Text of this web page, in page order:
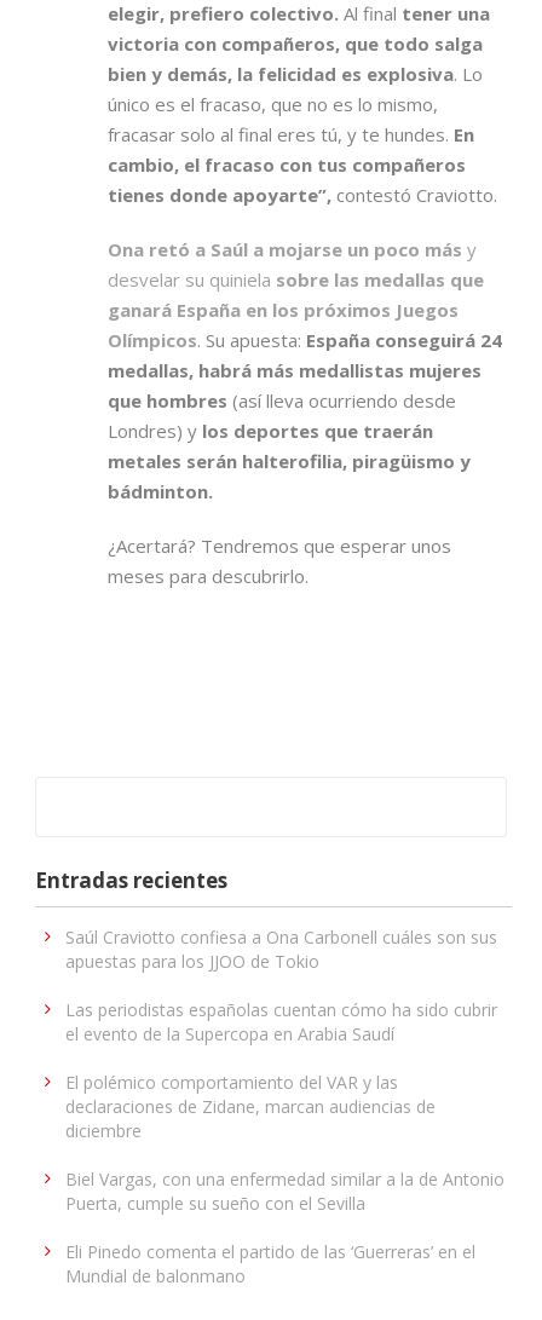
elegir, prefiero colectivo. Al final tener una
victoria con compañeros, que todo salga
bien y demás, la felicidad es explosiva. Lo
único es el fracaso, que no es lo mismo,
fracasar solo al final eres tú, y te hundes. En
cambio, el fracaso con tus compañeros
tienes donde apoyarte”, contestó Craviotto.
Ona retó a Saúl a mojarse un poco más y
desvelar su quiniela sobre las medallas que
ganará España en los próximos Juegos
Olímpicos. Su apuesta: España conseguirá 24
medallas, habrá más medallistas mujeres
que hombres (así lleva ocurriendo desde
Londres) y los deportes que traerán
metales serán halterofilia, piragüismo y
bádminton.
¿Acertará? Tendremos que esperar unos
meses para descubrirlo.
Entradas recientes
Saúl Craviotto confiesa a Ona Carbonell cuáles son sus
apuestas para los JJOO de Tokio
Las periodistas españolas cuentan cómo ha sido cubrir
el evento de la Supercopa en Arabia Saudí
El polémico comportamiento del VAR y las
declaraciones de Zidane, marcan audiencias de
diciembre
Biel Vargas, con una enfermedad similar a la de Antonio
Puerta, cumple su sueño con el Sevilla
Eli Pinedo comenta el partido de las ‘Guerreras’ en el
Mundial de balonmano